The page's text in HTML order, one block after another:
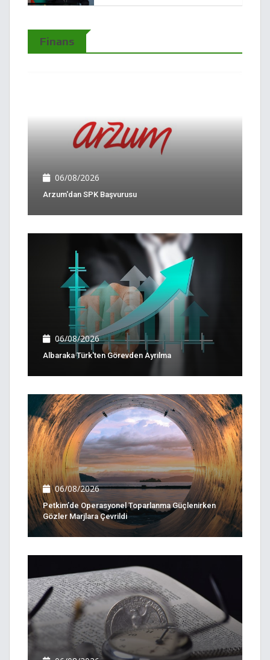
Finans
06/08/2026
Arzum'dan SPK Başvurusu
06/08/2026
Albaraka Türk'ten Görevden Ayrılma
06/08/2026
Petkim’de Operasyonel Toparlanma Güçlenirken
Gözler Marjlara Çevrildi